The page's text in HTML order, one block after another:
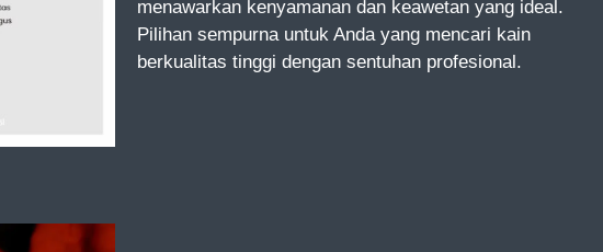
menawarkan kenyamanan dan keawetan yang ideal.
Pilihan sempurna untuk Anda yang mencari kain
berkualitas tinggi dengan sentuhan profesional.